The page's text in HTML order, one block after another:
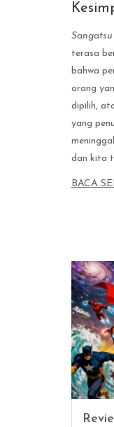
terasa
bahwa
orang
dipilih,
yang
dan kita
BACA